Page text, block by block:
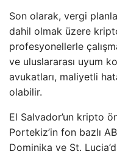
Son olarak, vergi
dahil olmak üzere
profesyonellerle
ve uluslararası uyum
avukatları, maliyetli
olabilir.
El Salvador’un kripto
Portekiz’in fon bazlı
Dominika ve St.